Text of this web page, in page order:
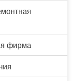
фирма